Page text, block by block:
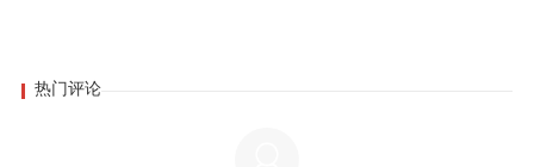
热门评论